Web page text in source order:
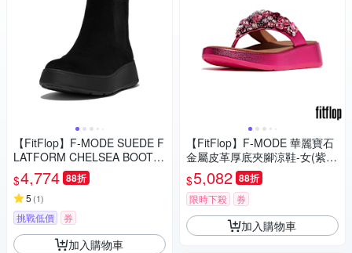
【FitFlop】F-MODE SUEDE F
LATFORM CHELSEA BOOTS
麂皮厚底短靴-女(靚黑色)
$4,774 88折
5 (1)
挑戰低價 券
加入購物車
【FitFlop】F-MODE 華麗寶石
金屬皮革厚底夾腳涼鞋-女(紫紅
色)
$5,082 88折
限時下殺 券
加入購物車